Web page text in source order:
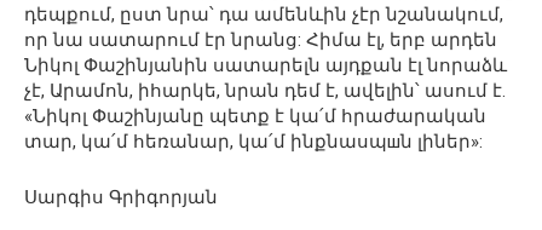
դեպքում, ըստ նրա՝ դա ամենևին չէր նշանակում,
որ նա սատարում էր նրանց: Հիմա էլ, երբ արդեն
Նիկոլ Փաշինյանին սատարելն այդքան էլ նորաձև
չէ, Արամոն, իհարկե, նրան դեմ է, ավելին՝ ասում է.
«Նիկոլ Փաշինյանը պետք է կա՛մ հրաժարական
տար, կա՛մ հեռանար, կա՛մ ինքնասպшն լիներ»:
Սարգիս Գրիգորյան